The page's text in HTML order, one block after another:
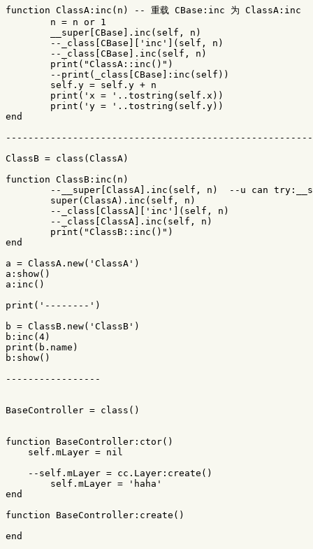
function ClassA : inc ( n )
-- 重载 CBase:inc 为 ClassA:inc
n = n or 1
__super [CBase ]. inc ( self , n )
--_class[CBase]['inc'](self, n)
--_class[CBase].inc(self, n)
print ( "ClassA::inc()" )
--print(_class[CBase]:inc(self))
self . y = self . y + n
print ( 'x = ' .. tostring ( self . x ))
print ( 'y = ' .. tostring ( self . y))
end
-------------------------------------------------------
ClassB = class (ClassA)
function ClassB : inc ( n )
--
super(ClassA). inc ( self , n )
--_class[ClassA]['inc'](self, n)
--_class[ClassA].inc(self, n)
print ( "ClassB::inc()" )
end
a = ClassA . new( 'ClassA' )
a : show()
a : inc ()
print ( '--------' )
b = ClassB . new( 'ClassB' )
b : inc (4)
print ( b . name )
b : show()
-----------------
BaseController = class ()
function BaseController : ctor()
self . mLayer = nil
--self.mLayer = cc.Layer:create()
self . mLayer =
'haha'
end
function
BaseController : create ()
end